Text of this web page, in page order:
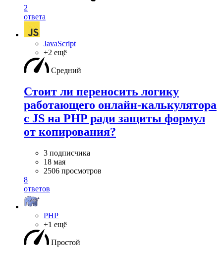
2
ответа
JavaScript
+2 ещё
Средний
Стоит ли переносить логику
работающего онлайн-калькулятора
с JS на PHP ради защиты формул
от копирования?
3 подписчика
18 мая
2506 просмотров
8
ответов
PHP
+1 ещё
Простой